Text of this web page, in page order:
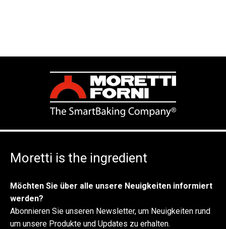
Moretti is the ingredient
Möchten Sie über alle unsere Neuigkeiten informiert
werden?
Abonnieren Sie unseren Newsletter, um Neuigkeiten rund
um unsere Produkte und Updates zu erhalten.